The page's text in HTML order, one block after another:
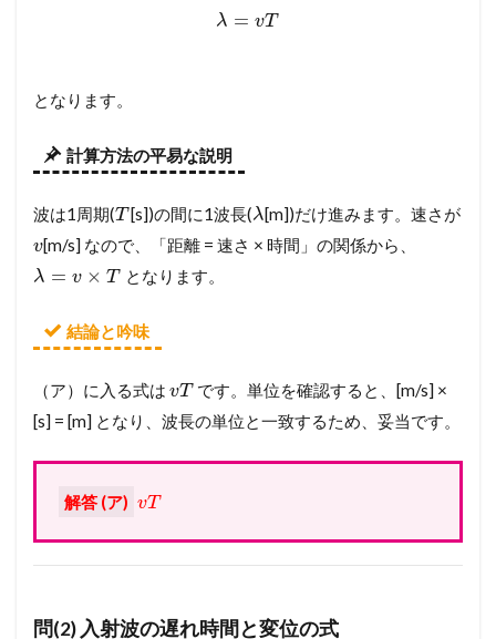
λ = vT
となります。
計算方法の平易な説明
波は1周期(T [s])の間に1波長(λ[m])だけ進みます。速さが
v[m/s] なので、「距離 = 速さ × 時間」の関係から、
λ = v × T となります。
結論と吟味
（ア）に入る式は vT です。単位を確認すると、[m/s] ×
[s] = [m] となり、波長の単位と一致するため、妥当です。
解答 (ア) vT
問(2) 入射波の遅れ時間と変位の式